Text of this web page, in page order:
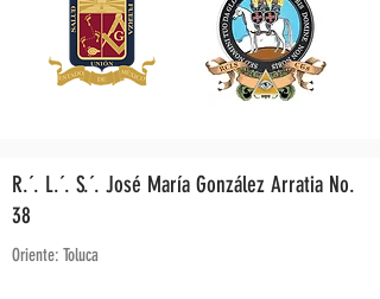
R.´. L.´. S.´. José María González Arratia No.
38
Oriente: Toluca